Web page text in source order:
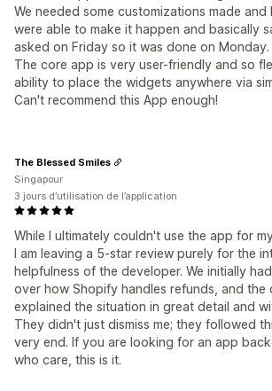
We needed some customizations made and
were able to make it happen and basically
asked on Friday so it was done on Monday.
The core app is very user-friendly and so
ability to place the widgets anywhere via
Can't recommend this App enough!
While I ultimately couldn't use the app for
I am leaving a 5-star review purely for the
helpfulness of the developer. We initially
over how Shopify handles refunds, and the
explained the situation in great detail and
They didn't just dismiss me; they followed
very end. If you are looking for an app
who care, this is it.
The Blessed Smiles
Singapour
3 jours d’utilisation de l’application